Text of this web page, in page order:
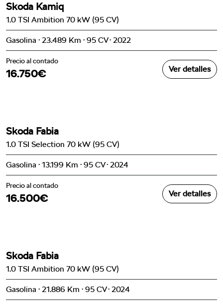
Skoda Kamiq
1.0 TSI Ambition 70 kW (95 CV)
Gasolina · 23.489 Km · 95 CV · 2022
Precio al contado
16.750€ Ver detalles
Skoda Fabia
1.0 TSI Selection 70 kW (95 CV)
Gasolina · 13.199 Km · 95 CV · 2024
Precio al contado
16.500€ Ver detalles
Skoda Fabia
1.0 TSI Ambition 70 kW (95 CV)
Gasolina · 21.886 Km · 95 CV · 2024